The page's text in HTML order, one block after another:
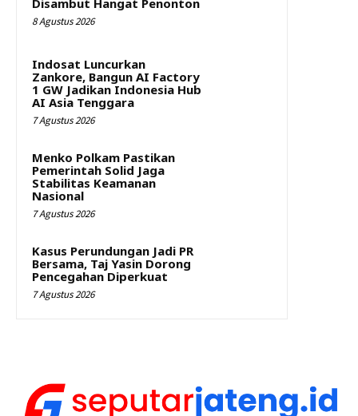
8 Agustus 2026
Indosat Luncurkan
Zankore, Bangun AI Factory
1 GW Jadikan Indonesia Hub
AI Asia Tenggara
7 Agustus 2026
Menko Polkam Pastikan
Pemerintah Solid Jaga
Stabilitas Keamanan
Nasional
7 Agustus 2026
Kasus Perundungan Jadi PR
Bersama, Taj Yasin Dorong
Pencegahan Diperkuat
7 Agustus 2026